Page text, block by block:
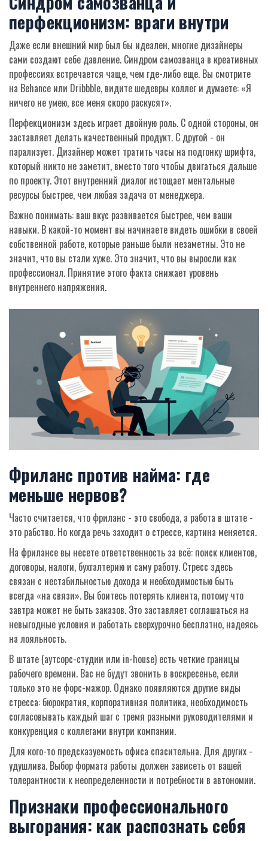
перфекционизм: враги внутри
Даже если внешний мир был бы идеален, многие дизайнеры
сами создают себе давление. Синдром самозванца в креативных
профессиях встречается чаще, чем где-либо еще. Вы смотрите
на Behance или Dribbble, видите шедевры коллег и думаете: «Я
ничего не умею, все меня скоро раскусят».
Перфекционизм здесь играет двойную роль. С одной стороны, он
заставляет делать качественный продукт. С другой - он
парализует. Дизайнер может тратить часы на подгонку шрифта,
который никто не заметит, вместо того чтобы двигаться дальше
по проекту. Этот внутренний диалог истощает ментальные
ресурсы быстрее, чем любая задача от менеджера.
Важно понимать: ваш вкус развивается быстрее, чем ваши
навыки. В какой-то момент вы начинаете видеть ошибки в своей
собственной работе, которые раньше были незаметны. Это не
значит, что вы стали хуже. Это значит, что вы выросли как
профессионал. Принятие этого факта снижает уровень
внутреннего напряжения.
Фриланс против найма: где
меньше нервов?
Часто считается, что фриланс - это свобода, а работа в штате -
это рабство. Но когда речь заходит о стрессе, картина меняется.
На фрилансе вы несете ответственность за всё: поиск клиентов,
договоры, налоги, бухгалтерию и саму работу. Стресс здесь
связан с нестабильностью дохода и необходимостью быть
всегда «на связи». Вы боитесь потерять клиента, потому что
завтра может не быть заказов. Это заставляет соглашаться на
невыгодные условия и работать сверхурочно бесплатно, надеясь
на лояльность.
В штате (аутсорс-студии или in-house) есть четкие границы
рабочего времени. Вас не будут звонить в воскресенье, если
только это не форс-мажор. Однако появляются другие виды
стресса: бюрократия, корпоративная политика, необходимость
согласовывать каждый шаг с тремя разными руководителями и
конкуренция с коллегами внутри компании.
Для кого-то предсказуемость офиса спасительна. Для других -
удушлива. Выбор формата работы должен зависеть от вашей
толерантности к неопределенности и потребности в автономии.
Признаки профессионального
выгорания: как распознать себя